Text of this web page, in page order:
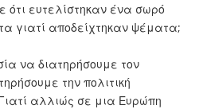
ότι ευτελίστηκαν ένα σωρό
γιατί αποδείχτηκαν ψέματα;
να διατηρήσουμε τον
την πολιτική
αλλιώς σε μια Ευρώπη